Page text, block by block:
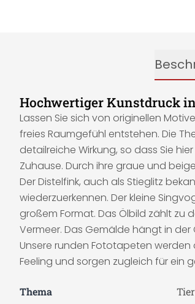
Hochwertiger Kunstdruck
Lassen Sie sich von originellen
freies Raumgefühl entstehen. Die
detailreiche Wirkung, so dass Sie
Zuhause. Durch ihre graue und
Der Distelfink, auch als Stieglitz
wiederzuerkennen. Der kleine
großem Format. Das Ölbild zählt zu
Vermeer. Das Gemälde hängt in
Unsere runden Fototapeten
Feeling und sorgen zugleich für ein
Thema